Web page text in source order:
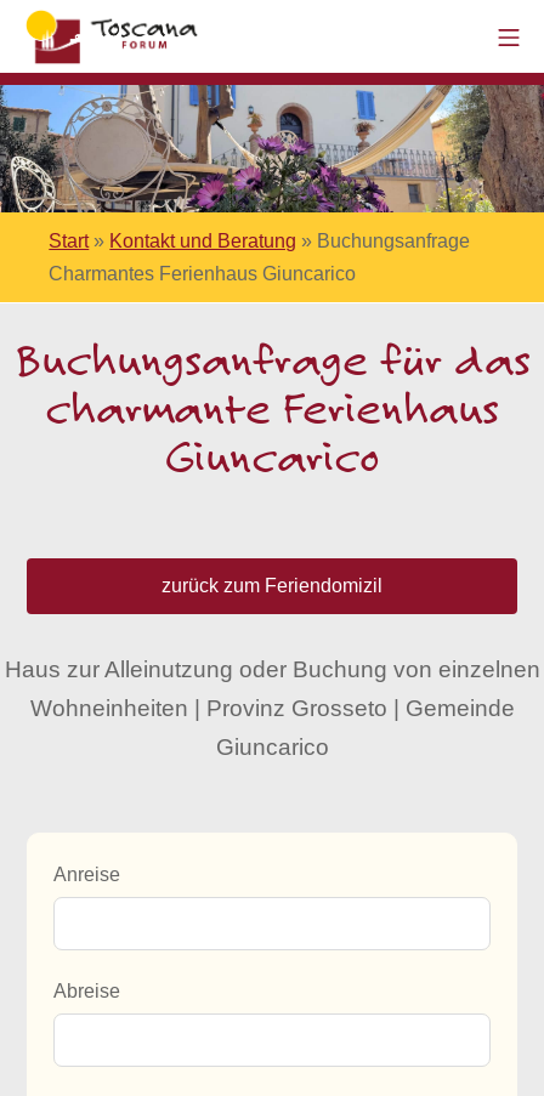
Start» Kontakt und Beratung » Buchungsanfrage
Charmantes Ferienhaus Giuncarico
Buchungsanfrage für das
charmante Ferienhaus
Giuncarico
zurück zum Feriendomizil
Haus zur Alleinutzung oder Buchung von einzelnen
Wohneinheiten | Provinz Grosseto | Gemeinde
Giuncarico
Anreise
Abreise